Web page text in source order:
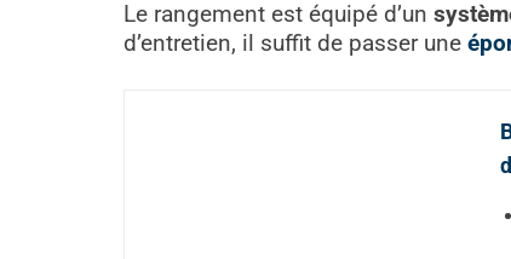
Le rangement est équipé d’un
d’entretien, il suffit de passer une